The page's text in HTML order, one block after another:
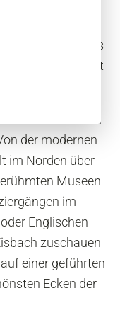
und bilden das
München hat
die man
der modernen
im Norden über
Museen
im
Englischen
zuschauen
einer geführten
Ecken der